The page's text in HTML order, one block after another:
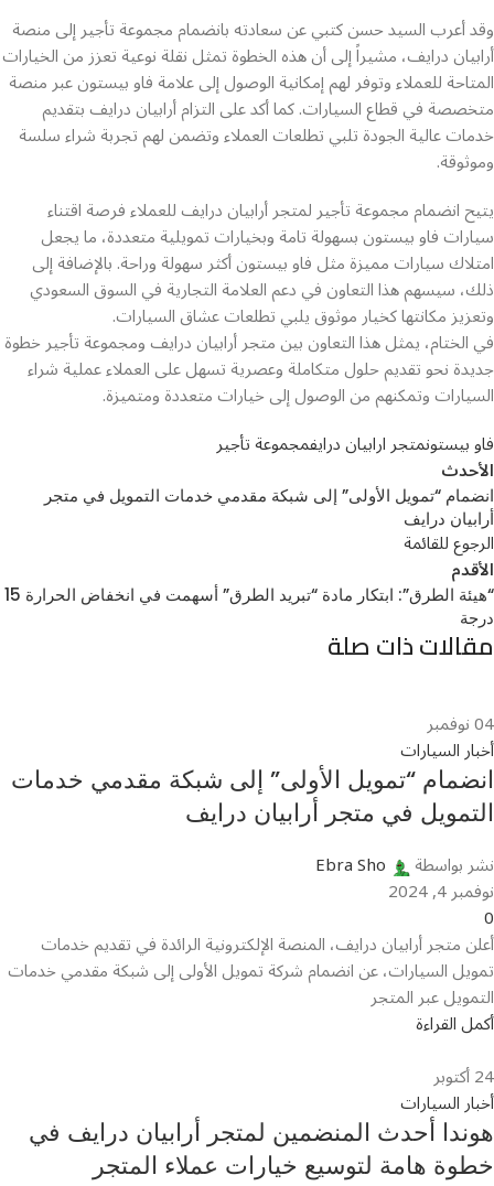
وقد أعرب السيد حسن كتبي عن سعادته بانضمام مجموعة تأجير إلى منصة
أرابيان درايف، مشيراً إلى أن هذه الخطوة تمثل نقلة نوعية تعزز من الخيارات
المتاحة للعملاء وتوفر لهم إمكانية الوصول إلى علامة فاو بيستون عبر منصة
متخصصة في قطاع السيارات. كما أكد على التزام أرابيان درايف بتقديم
خدمات عالية الجودة تلبي تطلعات العملاء وتضمن لهم تجربة شراء سلسة
وموثوقة.
يتيح انضمام مجموعة تأجير لمتجر أرابيان درايف للعملاء فرصة اقتناء
سيارات فاو بيستون بسهولة تامة وبخيارات تمويلية متعددة، ما يجعل
امتلاك سيارات مميزة مثل فاو بيستون أكثر سهولة وراحة. بالإضافة إلى
ذلك، سيسهم هذا التعاون في دعم العلامة التجارية في السوق السعودي
وتعزيز مكانتها كخيار موثوق يلبي تطلعات عشاق السيارات.
في الختام، يمثل هذا التعاون بين متجر أرابيان درايف ومجموعة تأجير خطوة
جديدة نحو تقديم حلول متكاملة وعصرية تسهل على العملاء عملية شراء
السيارات وتمكنهم من الوصول إلى خيارات متعددة ومتميزة.
فاو بيستونمتجر ارابيان درايفمجموعة تأجير
الأحدث
انضمام “تمويل الأولى” إلى شبكة مقدمي خدمات التمويل في متجر
أرابيان درايف
الرجوع للقائمة
الأقدم
“هيئة الطرق”: ابتكار مادة “تبريد الطرق” أسهمت في انخفاض الحرارة 15
درجة
مقالات ذات صلة
04نوفمبر
أخبار السيارات
انضمام “تمويل الأولى” إلى شبكة مقدمي خدمات
التمويل في متجر أرابيان درايف
نشر بواسطة Ebra Sho
نوفمبر 4, 2024
0
أعلن متجر أرابيان درايف، المنصة الإلكترونية الرائدة في تقديم خدمات
تمويل السيارات، عن انضمام شركة تمويل الأولى إلى شبكة مقدمي خدمات
التمويل عبر المتجر
أكمل القراءة
24أكتوبر
أخبار السيارات
هوندا أحدث المنضمين لمتجر أرابيان درايف في
خطوة هامة لتوسيع خيارات عملاء المتجر